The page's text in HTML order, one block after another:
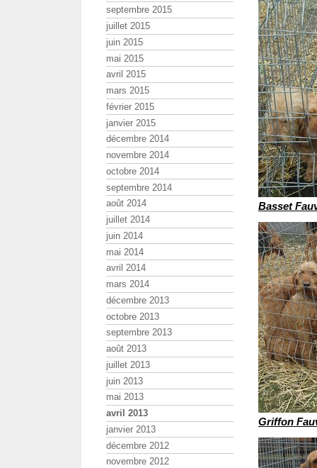
Basset
Griffon
septembre 2015
juillet 2015
juin 2015
mai 2015
avril 2015
mars 2015
février 2015
janvier 2015
décembre 2014
novembre 2014
octobre 2014
septembre 2014
août 2014
juillet 2014
juin 2014
mai 2014
avril 2014
mars 2014
décembre 2013
octobre 2013
septembre 2013
août 2013
juillet 2013
juin 2013
mai 2013
avril 2013
janvier 2013
décembre 2012
novembre 2012